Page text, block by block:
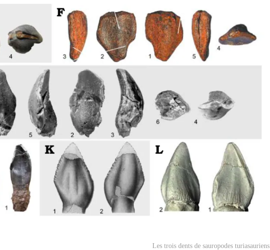
Les trois dents de sauropodes turiasauriens.